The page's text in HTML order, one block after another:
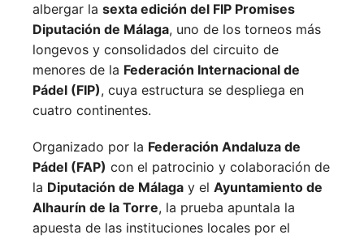
albergar la sexta edición del FIP Promises
Diputación de Málaga, uno de los torneos más
longevos y consolidados del circuito de
menores de la Federación Internacional de
Pádel (FIP), cuya estructura se despliega en
cuatro continentes.
Organizado por la Federación Andaluza de
Pádel (FAP) con el patrocinio y colaboración de
la Diputación de Málaga y el Ayuntamiento de
Alhaurín de la Torre, la prueba apuntala la
apuesta de las instituciones locales por el